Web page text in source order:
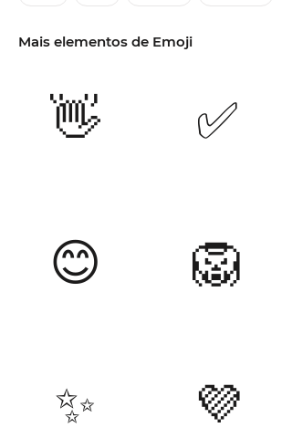
Mais elementos de Emoji
👋
😊
✨
✅
🦁
💜